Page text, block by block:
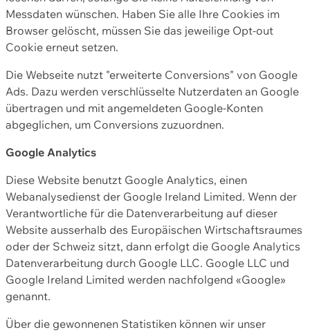
Messdaten wünschen. Haben Sie alle Ihre Cookies im
Browser gelöscht, müssen Sie das jeweilige Opt-out
Cookie erneut setzen.
Die Webseite nutzt "erweiterte Conversions" von Google
Ads. Dazu werden verschlüsselte Nutzerdaten an Google
übertragen und mit angemeldeten Google-Konten
abgeglichen, um Conversions zuzuordnen.
Google Analytics
Diese Website benutzt Google Analytics, einen
Webanalysedienst der Google Ireland Limited. Wenn der
Verantwortliche für die Datenverarbeitung auf dieser
Website ausserhalb des Europäischen Wirtschaftsraumes
oder der Schweiz sitzt, dann erfolgt die Google Analytics
Datenverarbeitung durch Google LLC. Google LLC und
Google Ireland Limited werden nachfolgend «Google»
genannt.
Über die gewonnenen Statistiken können wir unser